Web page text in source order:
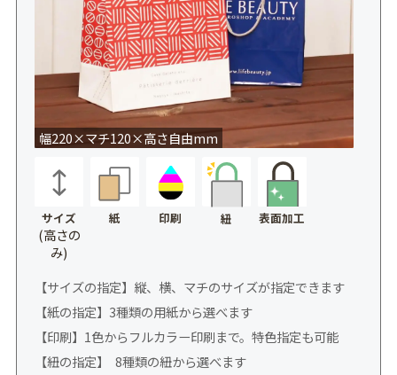
幅220×マチ120×高さ自由mm
サイズ
(高さの
み)
紙 印刷 紐 表面加工
【サイズの指定】縦、横、マチのサイズが指定できます
【紙の指定】3種類の用紙から選べます
【印刷】1色からフルカラー印刷まで。特色指定も可能
【紐の指定】 8種類の紐から選べます